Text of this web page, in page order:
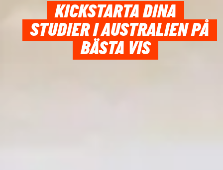
KICKSTARTA DINA
STUDIER I AUSTRALIEN PÅ
BÄSTA VIS